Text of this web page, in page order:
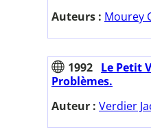
Auteurs : Mourey
1992 Le Petit
Problèmes.
Auteur : Verdier